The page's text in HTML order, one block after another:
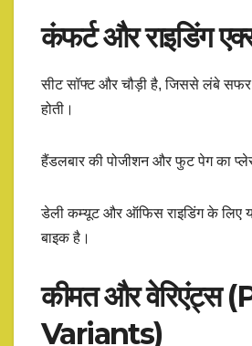
कंफर्ट और राइडिंग
सीट सॉफ्ट और चौड़ी है, जिससे लंबे
होती।
हैंडलबार की पोजीशन और फुट पेग का
डेली कम्यूट और ऑफिस राइडिंग के लिए
बाइक है।
कीमत और वेरिएंट्स
Variants)